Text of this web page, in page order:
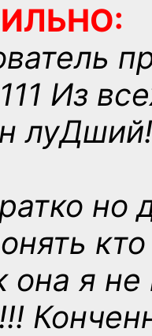
Из
но
она я не